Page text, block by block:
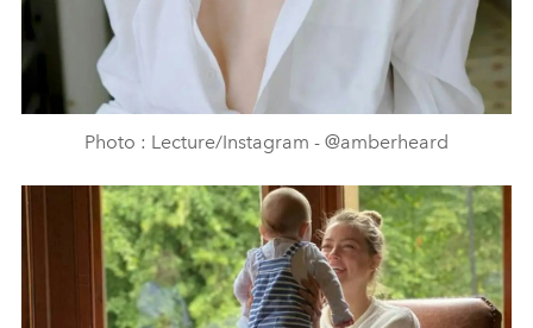
Photo : Lecture/Instagram - @amberheard